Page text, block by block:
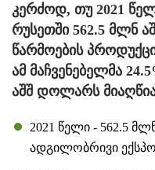
კერძოდ, თუ 2021
რუსეთში 562.5 მლნ
წარმოების
ამ მაჩვენებელმა
აშშ დოლარს
2021 წელი - 562.5
ადგილობრივი